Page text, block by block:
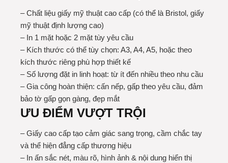
– Chất liệu giấy mỹ thuật cao cấp (có thể là Bristol, giấy
mỹ thuật định lượng cao)
– In 1 mặt hoặc 2 mặt tùy yêu cầu
– Kích thước có thể tùy chọn: A3, A4, A5, hoặc theo
kích thước riêng phù hợp thiết kế
– Số lượng đặt in linh hoạt: từ ít đến nhiều theo nhu cầu
– Gia công hoàn thiện: cấn nếp, gấp theo yêu cầu, đảm
bảo tờ gấp gọn gàng, đẹp mắt
ƯU ĐIỂM VƯỢT TRỘI
– Giấy cao cấp tạo cảm giác sang trọng, cầm chắc tay
và thể hiện đẳng cấp thương hiệu
– In ấn sắc nét, màu rõ, hình ảnh & nội dung hiển thị